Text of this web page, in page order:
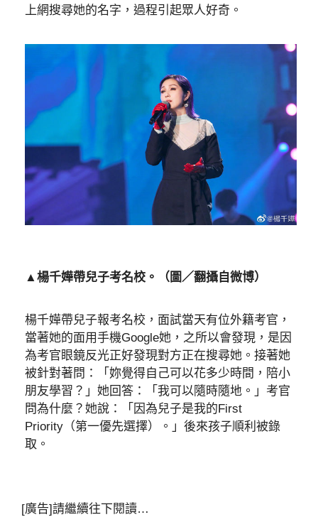
上網搜尋她的名字，過程引起眾人好奇。
▲楊千嬅帶兒子考名校。（圖／翻攝自微博）
楊千嬅帶兒子報考名校，面試當天有位外籍考官，
當著她的面用手機Google她，之所以會發現，是因
為考官眼鏡反光正好發現對方正在搜尋她。接著她
被針對著問：「妳覺得自己可以花多少時間，陪小
朋友學習？」她回答：「我可以隨時隨地。」考官
問為什麼？她說：「因為兒子是我的First
Priority（第一優先選擇）。」後來孩子順利被錄
取。
[廣告]請繼續往下閱讀…